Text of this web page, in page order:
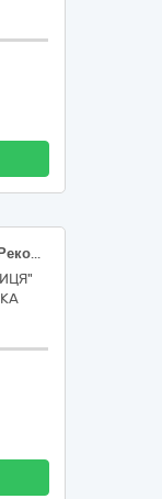
Розроблення проєктної документації «Реконструкція тягової підстанції ПС 110/10 кВ___, Львівська обл., ____» *